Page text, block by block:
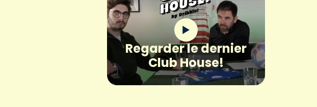
Regarder le dernier
Club House!